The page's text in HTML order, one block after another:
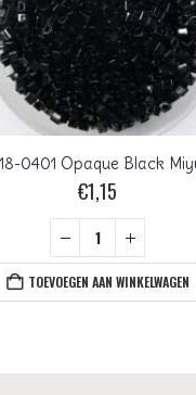
€1,15
TOEVOEGEN AAN WINKELWAGEN